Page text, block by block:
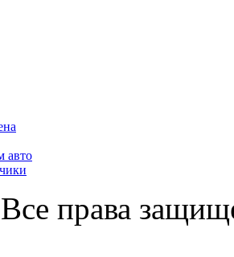
авто
права